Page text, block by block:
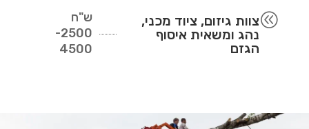
@צוות גיזום, ציוד מכני,
נהג ומשאית איסוף
הגזם
ש"ח
2500-
4500